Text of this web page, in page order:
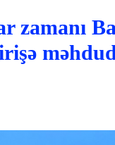
zamanı